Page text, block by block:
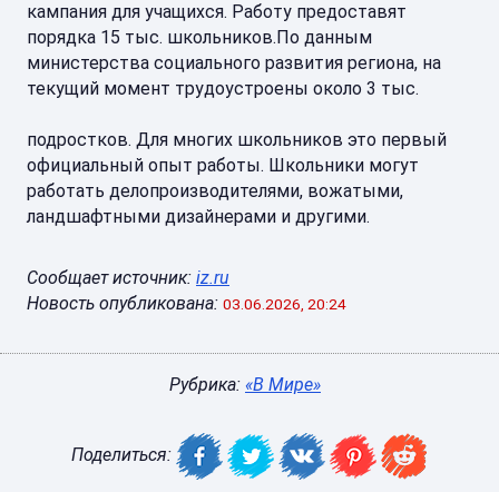
кампания для учащихся. Работу предоставят
порядка 15 тыс. школьников.По данным
министерства социального развития региона, на
текущий момент трудоустроены около 3 тыс.
подростков. Для многих школьников это первый
официальный опыт работы. Школьники могут
работать делопроизводителями, вожатыми,
ландшафтными дизайнерами и другими.
Сообщает источник: iz.ru
Новость опубликована: 03.06.2026, 20:24
Рубрика: «В Мире»
Поделиться: